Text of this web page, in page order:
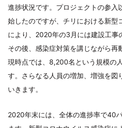
進捗状況です。プロジェクトの参入
始したのですが、チリにおける新型
により、2020年の3月には建設工事
その後、感染症対策を講じながら再
現時点では、8,200名という規模の
す。さらなる人員の増加、増強を図
いきます。
2020年末には、全体の進捗率で40